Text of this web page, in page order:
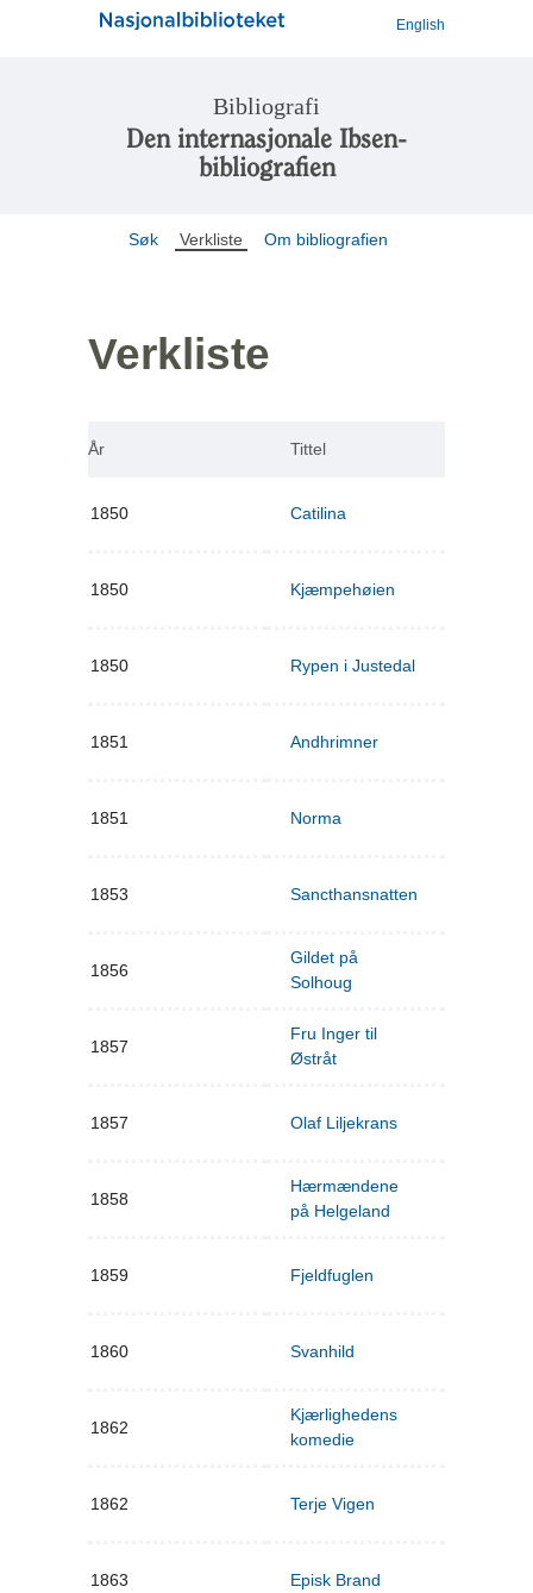
English
Bibliografi
Den internasjonale Ibsen-
bibliografien
Søk Verkliste Om bibliografien
Verkliste
År Tittel
1850 Catilina
1850 Kjæmpehøien
1850 Rypen i Justedal
1851 Andhrimner
1851 Norma
1853 Sancthansnatten
1856
Gildet på
Solhoug
1857
Fru Inger til
Østråt
1857 Olaf Liljekrans
1858
Hærmændene
på Helgeland
1859 Fjeldfuglen
1860 Svanhild
1862
Kjærlighedens
komedie
1862 Terje Vigen
1863 Episk Brand